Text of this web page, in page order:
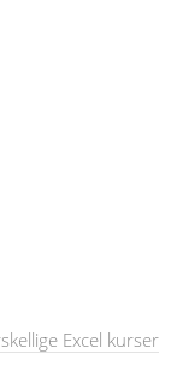
Excel kurser